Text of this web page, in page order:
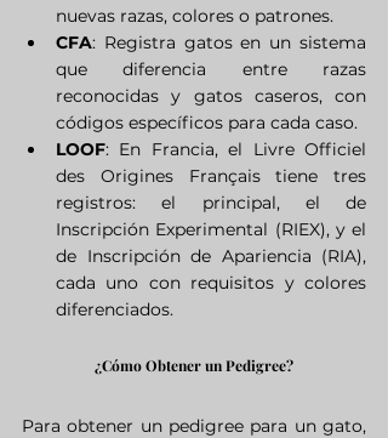
nuevas razas, colores o patrones.
CFA: Registra gatos en un sistema
que diferencia entre razas
reconocidas y gatos caseros, con
códigos específicos para cada caso.
LOOF: En Francia, el Livre Officiel
des Origines Français tiene tres
registros: el principal, el de
Inscripción Experimental (RIEX), y el
de Inscripción de Apariencia (RIA),
cada uno con requisitos y colores
diferenciados.
¿Cómo Obtener un Pedigree?
Para obtener un pedigree para un gato,